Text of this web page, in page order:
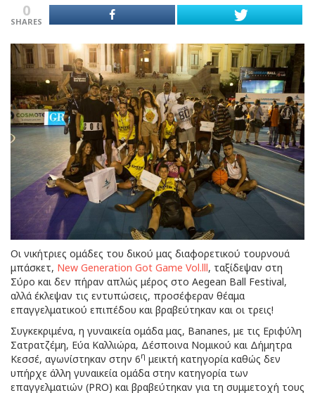
0
SHARES
Οι νικήτριες ομάδες του δικού μας διαφορετικού τουρνουά
μπάσκετ, New Generation Got Game Vol.lll, ταξίδεψαν στη
Σύρο και δεν πήραν απλώς μέρος στο Aegean Ball Festival,
αλλά έκλεψαν τις εντυπώσεις, προσέφεραν θέαμα
επαγγελματικού επιπέδου και βραβεύτηκαν και οι τρεις!
Συγκεκριμένα, η γυναικεία ομάδα μας, Bananes, με τις Εριφύλη
Σατρατζέμη, Εύα Καλλιώρα, Δέσποινα Νομικού και Δήμητρα
Κεσσέ, αγωνίστηκαν στην 6η μεικτή κατηγορία καθώς δεν
υπήρχε άλλη γυναικεία ομάδα στην κατηγορία των
επαγγελματιών (PRO) και βραβεύτηκαν για τη συμμετοχή τους